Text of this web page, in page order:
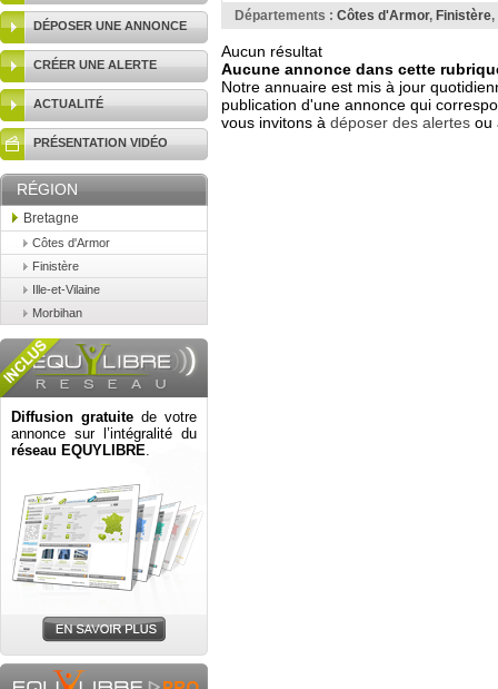
DÉPOSER UNE ANNONCE
CRÉER UNE ALERTE
ACTUALITÉ
PRÉSENTATION VIDÉO
RÉGION
Bretagne
Côtes d'Armor
Finistère
Ille-et-Vilaine
Morbihan
Diffusion gratuite de votre
annonce sur l’intégralité du
réseau EQUYLIBRE.
Départements : Côtes d'Armor, Finistère,
Aucun résultat
Aucune annonce dans cette
Notre annuaire est mis à jour
publication d'une annonce qui
vous invitons à déposer des alertes ou